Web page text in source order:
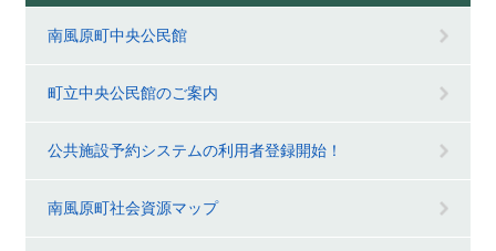
南風原町中央公民館
町立中央公民館のご案内
公共施設予約システムの利用者登録開始！
南風原町社会資源マップ